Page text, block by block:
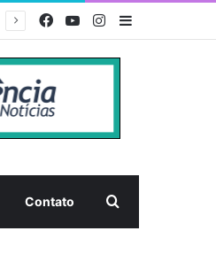
FacebookYouTubeInstagram
Contato